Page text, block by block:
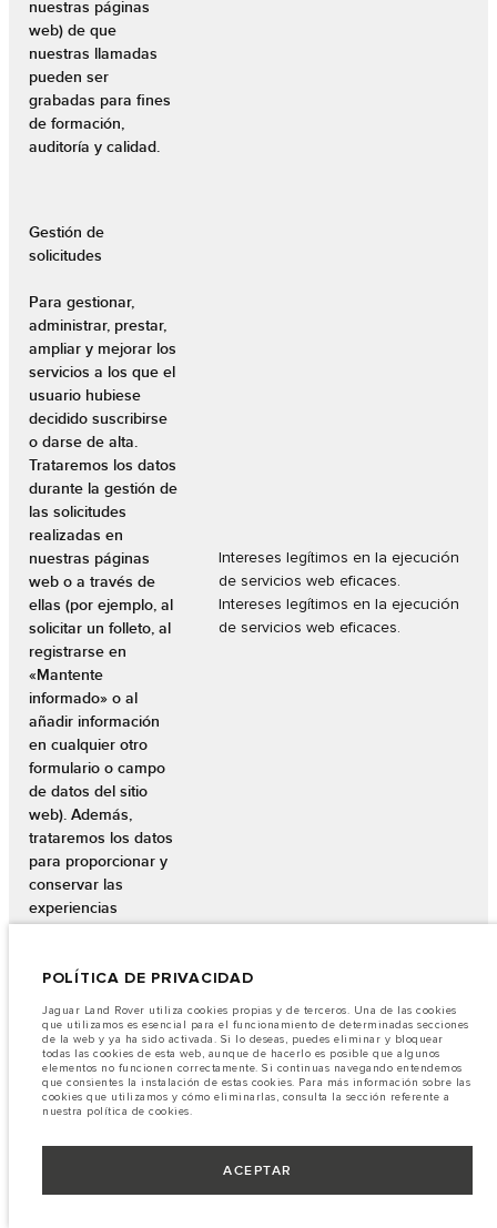
nuestras páginas
web) de que
nuestras llamadas
pueden ser
grabadas para fines
de formación,
auditoría y calidad.
Gestión de
solicitudes
Para gestionar,
administrar, prestar,
ampliar y mejorar los
servicios a los que el
usuario hubiese
decidido suscribirse
o darse de alta.
Trataremos los datos
durante la gestión de
las solicitudes
realizadas en
nuestras páginas
web o a través de
ellas (por ejemplo, al
solicitar un folleto, al
registrarse en
«Mantente
informado» o al
añadir información
en cualquier otro
formulario o campo
de datos del sitio
web). Además,
trataremos los datos
para proporcionar y
conservar las
experiencias
Intereses legítimos en la ejecución
de servicios web eficaces.
Intereses legítimos en la ejecución
de servicios web eficaces.
Experiencia web
mejorada
Para mejorar su
Intereses legítimos en mejorar,
simplificar y optimizar las
POLÍTICA DE PRIVACIDAD
Jaguar Land Rover utiliza cookies propias y de terceros. Una de las cookies
que utilizamos es esencial para el funcionamiento de determinadas secciones
de la web y ya ha sido activada. Si lo deseas, puedes eliminar y bloquear
todas las cookies de esta web, aunque de hacerlo es posible que algunos
elementos no funcionen correctamente. Si continuas navegando entendemos
que consientes la instalación de estas cookies. Para más información sobre las
cookies que utilizamos y cómo eliminarlas, consulta la sección referente a
nuestra política de cookies.
ACEPTAR